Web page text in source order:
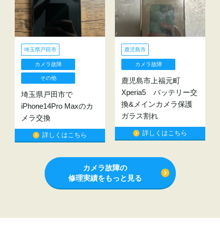
埼玉県戸田市
カメラ故障
その他
埼玉県戸田市で
iPhone14Pro Maxのカ
メラ交換
詳しくはこちら
鹿児島市
カメラ故障
鹿児島市上福元町
Xperia5 バッテリー交
換&メインカメラ保護
ガラス割れ
詳しくはこちら
カメラ故障の
修理実績をもっと見る